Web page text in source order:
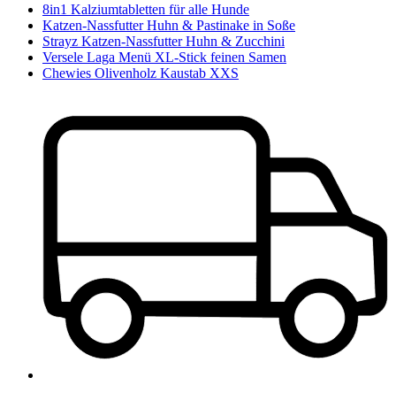
8in1 Kalziumtabletten für alle Hunde
Katzen-Nassfutter Huhn & Pastinake in Soße
Strayz Katzen-Nassfutter Huhn & Zucchini
Versele Laga Menü XL-Stick feinen Samen
Chewies Olivenholz Kaustab XXS